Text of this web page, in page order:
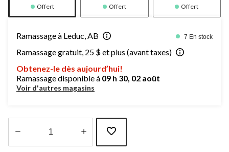
Offert Offert Offert
Ramassage à Leduc, AB 7 En stock
Ramassage gratuit, 25 $ et plus (avant taxes)
Obtenez-le dès aujourd’hui!
Ramassage disponible à 09 h 30, 02 août
Voir d'autres magasins